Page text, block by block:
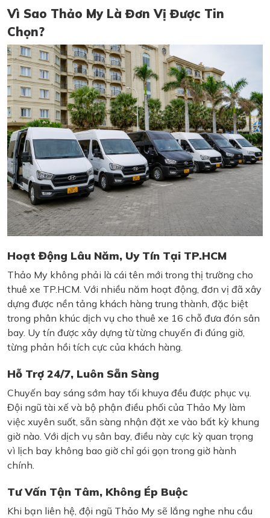
Vì Sao Thảo My Là Đơn Vị Được Tin
Chọn?
Hoạt Động Lâu Năm, Uy Tín Tại TP.HCM
Thảo My không phải là cái tên mới trong thị trường cho
thuê xe TP.HCM. Với nhiều năm hoạt động, đơn vị đã xây
dựng được nền tảng khách hàng trung thành, đặc biệt
trong phân khúc dịch vụ cho thuê xe 16 chỗ đưa đón sân
bay. Uy tín được xây dựng từ từng chuyến đi đúng giờ,
từng phản hồi tích cực của khách hàng.
Hỗ Trợ 24/7, Luôn Sẵn Sàng
Chuyến bay sáng sớm hay tối khuya đều được phục vụ.
Đội ngũ tài xế và bộ phận điều phối của Thảo My làm
việc xuyên suốt, sẵn sàng nhận đặt xe vào bất kỳ khung
giờ nào. Với dịch vụ sân bay, điều này cực kỳ quan trọng
vì lịch bay không bao giờ chỉ gói gọn trong giờ hành
chính.
Tư Vấn Tận Tâm, Không Ép Buộc
Khi bạn liên hệ, đội ngũ Thảo My sẽ lắng nghe nhu cầu